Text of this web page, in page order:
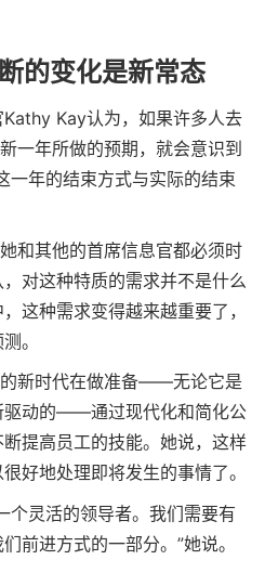
的变化是新常态
Kay认为，如果许多人去
一年所做的预期，就会意识到
一年的结束方式与实际的结束
和其他的首席信息官都必须时
对这种特质的需求并不是什么
这种需求变得越来越重要了，
。
新时代在做准备——无论它是
驱动的——通过现代化和简化公
提高员工的技能。她说，这样
好地处理即将发生的事情了。
个灵活的领导者。我们需要有
前进方式的一部分。”她说。